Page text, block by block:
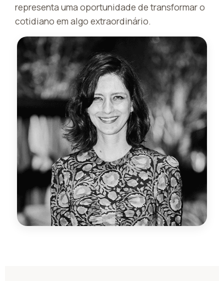
representa uma oportunidade de transformar o
cotidiano em algo extraordinário.